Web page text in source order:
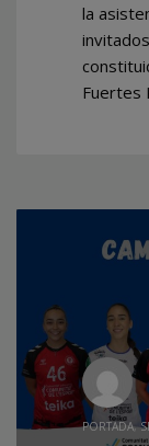
la
Fuertes
PORTADA,